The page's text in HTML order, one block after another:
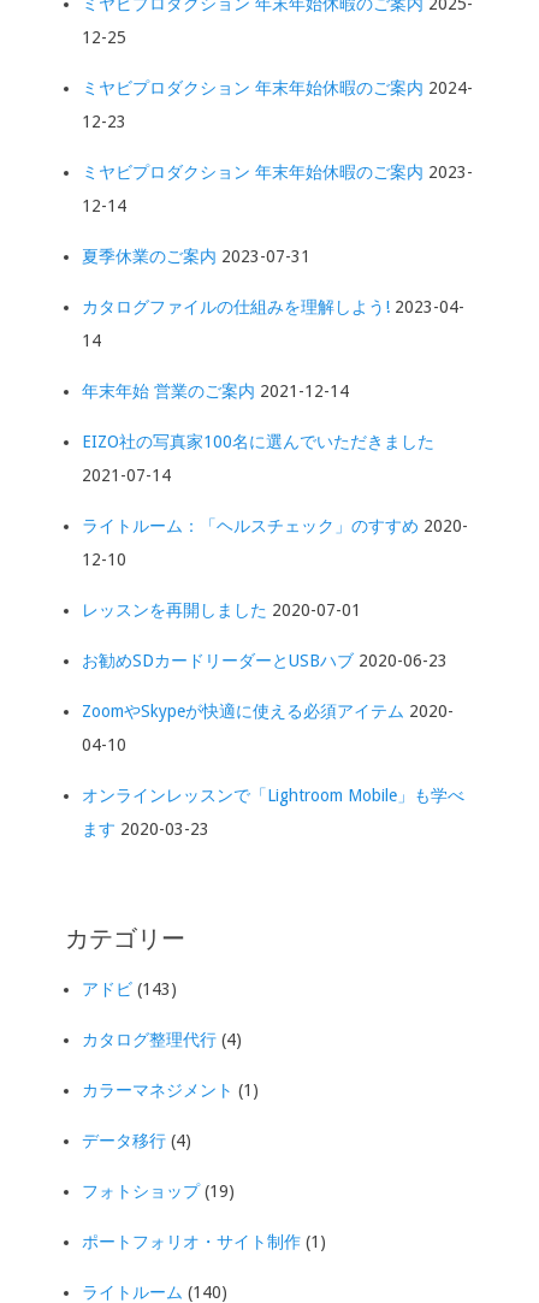
ミヤビプロダクション 年末年始休暇のご案内 2025-
12-25
ミヤビプロダクション 年末年始休暇のご案内 2024-
12-23
ミヤビプロダクション 年末年始休暇のご案内 2023-
12-14
夏季休業のご案内 2023-07-31
カタログファイルの仕組みを理解しよう! 2023-04-
14
年末年始 営業のご案内 2021-12-14
EIZO社の写真家100名に選んでいただきました
2021-07-14
ライトルーム：「ヘルスチェック」のすすめ 2020-
12-10
レッスンを再開しました 2020-07-01
お勧めSDカードリーダーとUSBハブ 2020-06-23
ZoomやSkypeが快適に使える必須アイテム 2020-
04-10
オンラインレッスンで「Lightroom Mobile」も学べ
ます 2020-03-23
カテゴリー
アドビ (143)
カタログ整理代行 (4)
カラーマネジメント (1)
データ移行 (4)
フォトショップ(19)
ポートフォリオ・サイト制作 (1)
ライトルーム (140)